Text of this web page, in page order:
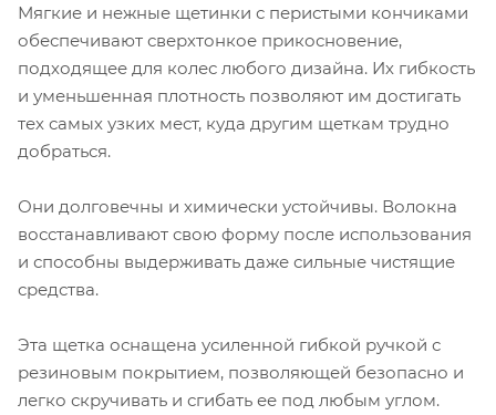
Мягкие и нежные щетинки с перистыми кончиками
обеспечивают сверхтонкое прикосновение,
подходящее для колес любого дизайна. Их гибкость
и уменьшенная плотность позволяют им достигать
тех самых узких мест, куда другим щеткам трудно
добраться.
Они долговечны и химически устойчивы. Волокна
восстанавливают свою форму после использования
и способны выдерживать даже сильные чистящие
средства.
Эта щетка оснащена усиленной гибкой ручкой с
резиновым покрытием, позволяющей безопасно и
легко скручивать и сгибать ее под любым углом.